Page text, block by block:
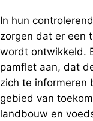
In hun
zorgen dat er een
wordt ontwikkeld.
pamflet aan, dat
zich te informeren
gebied van
landbouw en